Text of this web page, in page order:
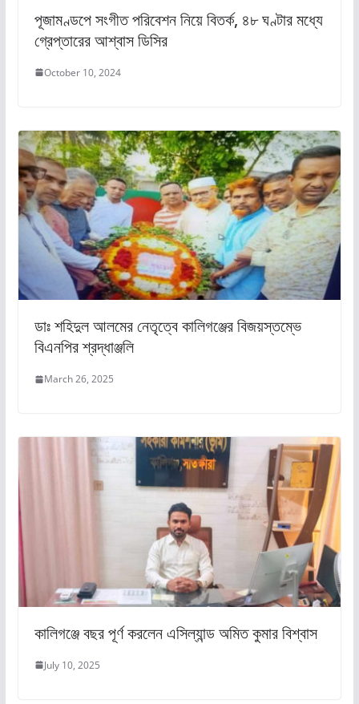
পূজামণ্ডপে সংগীত পরিবেশন নিয়ে বিতর্ক, ৪৮ ঘণ্টার মধ্যে
গ্রেপ্তারের আশ্বাস ডিসির
October 10, 2024
ডাঃ শহিদুল আলমের নেতৃত্বে কালিগঞ্জের বিজয়স্তম্ভে
বিএনপির শ্রদ্ধাঞ্জলি
March 26, 2025
কালিগঞ্জে বছর পূর্ণ করলেন এসিল্যান্ড অমিত কুমার বিশ্বাস
July 10, 2025